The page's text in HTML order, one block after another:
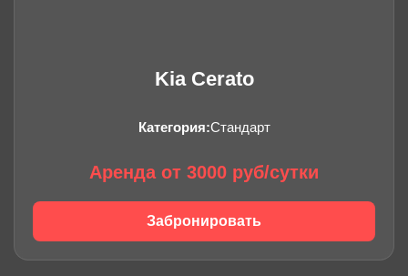
Kia Cerato
Категория:Стандарт
Аренда от 3000 руб/сутки
Забронировать